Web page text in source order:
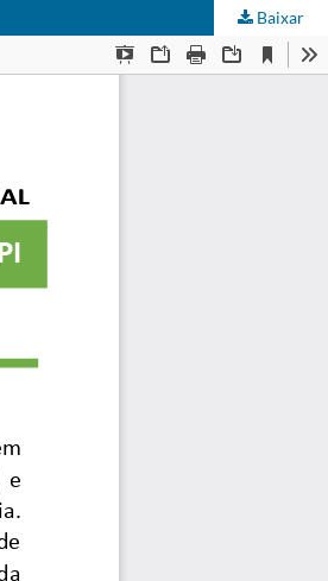
Baixar